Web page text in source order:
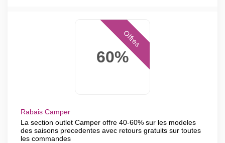
60%
Offres
Rabais Camper
La section outlet Camper offre 40-60% sur les modeles
des saisons precedentes avec retours gratuits sur toutes
les commandes